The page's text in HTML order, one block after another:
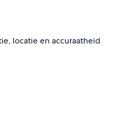
locatie en accuraatheid